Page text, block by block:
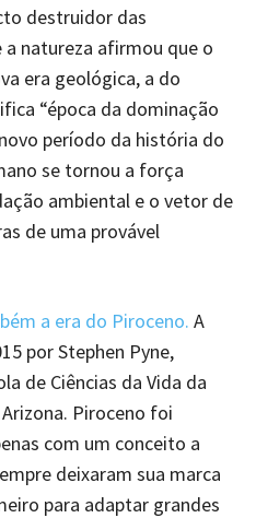
destruidor das
natureza afirmou que o
era geológica, a do
“época da dominação
período da história do
se tornou a força
ambiental e o vetor de
de uma provável
a era do Piroceno. A
por Stephen Pyne,
de Ciências da Vida da
Piroceno foi
com um conceito a
deixaram sua marca
para adaptar grandes